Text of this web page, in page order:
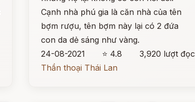
Cạnh nhà phú gia là căn nhà của tên
bợm rượu, tên bợm này lại có 2 đứa
con da dẻ sáng như vàng.
24-08-2021
⭐ 4.8
3,920 lượt đọc
Thần thoại Thái Lan